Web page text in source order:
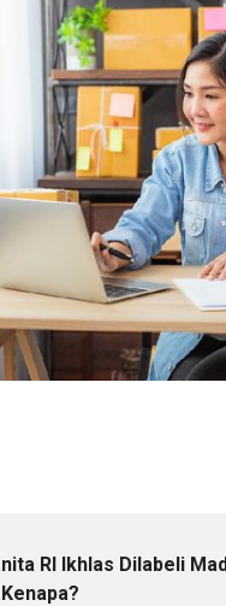
RI Ikhlas Dilabeli